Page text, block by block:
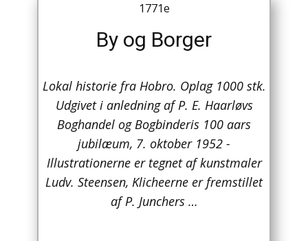
Antikke / Specielle Bøger
Antikviteter
Arkitektur
Asien
Australien
Biografier / Erindringer
1771e
By og Borger
Lokal historie fra Hobro. Oplag 1000 stk.
Udgivet i anledning af P. E. Haarløvs
Boghandel og Bogbinderis 100 aars
jubilæum, 7. oktober 1952 -
Illustrationerne er tegnet af kunstmaler
Ludv. Steensen, Klicheerne er fremstillet
af P. Junchers …